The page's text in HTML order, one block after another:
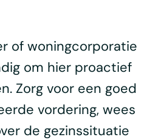
of woningcorporatie
om hier proactief
Zorg voor een goed
vordering, wees
de gezinssituatie